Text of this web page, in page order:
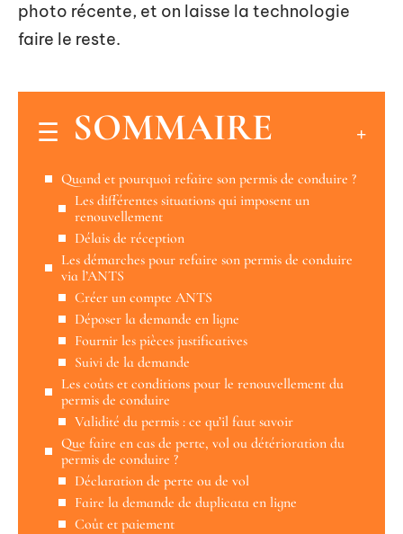
photo récente, et on laisse la technologie
faire le reste.
SOMMAIRE
Quand et pourquoi refaire son permis de conduire ?
Les différentes situations qui imposent un
renouvellement
Délais de réception
Les démarches pour refaire son permis de conduire
via l’ANTS
Créer un compte ANTS
Déposer la demande en ligne
Fournir les pièces justificatives
Suivi de la demande
Les coûts et conditions pour le renouvellement du
permis de conduire
Validité du permis : ce qu’il faut savoir
Que faire en cas de perte, vol ou détérioration du
permis de conduire ?
Déclaration de perte ou de vol
Faire la demande de duplicata en ligne
Coût et paiement